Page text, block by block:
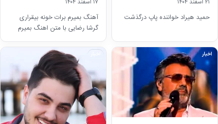
۲۱ اسفند ۱۴۰۴
حمید هیراد خواننده پاپ درگذشت
۱۷ اسفند ۱۴۰۴
آهنگ بمیرم برات خونه بیقراری
گرشا رضایی با متن اهنگ بمیرم
برات خونه ی بی قراری! بمیرم
برات…
اخبار